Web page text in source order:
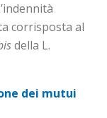
corrisposta al
della L.
dei mutui